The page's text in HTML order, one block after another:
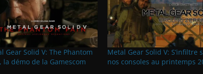
Gear Solid V: The Phantom
la démo de la Gamescom
Metal Gear Solid V: S’infiltre
nos consoles au printemps